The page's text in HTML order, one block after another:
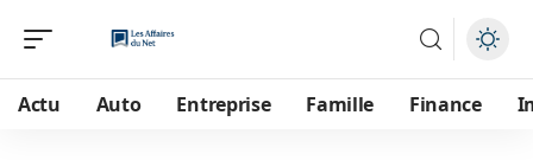
Actu Auto Entreprise Famille Finance